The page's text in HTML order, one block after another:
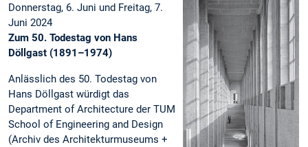
Donnerstag, 6. Juni und Freitag, 7.
Juni 2024
Zum 50. Todestag von Hans
Döllgast (1891–1974)
Anlässlich des 50. Todestag von
Hans Döllgast würdigt das
Department of Architecture der TUM
School of Engineering and Design
(Archiv des Architekturmuseums +